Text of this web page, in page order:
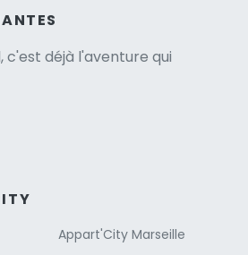
c'est déjà l'aventure qui
Appart'City Marseille